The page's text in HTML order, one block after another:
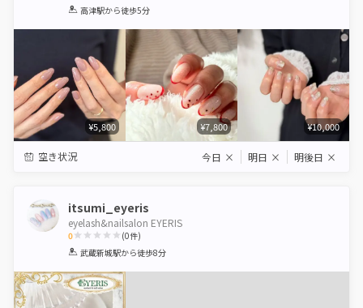
1 2 3 4 5
高津駅から徒歩5分
¥5,800 ¥7,800 ¥10,000
空き状況 今日 × 明日 × 明後日 ×
itsumi_eyeris
eyelash&nailsalon EYERIS
0
1 2 3 4 5
(0件)
武蔵新城駅から徒歩8分